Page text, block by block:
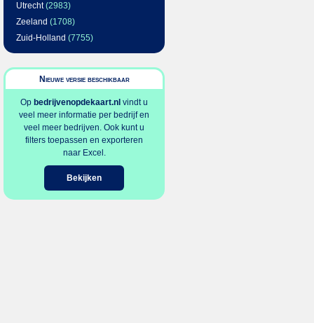
Utrecht(2983)
Zeeland (1708)
Zuid-Holland (7755)
Nieuwe versie beschikbaar
Op bedrijvenopdekaart.nl vindt u
veel meer informatie per bedrijf en
veel meer bedrijven. Ook kunt u
filters toepassen en exporteren
naar Excel.
Bekijken